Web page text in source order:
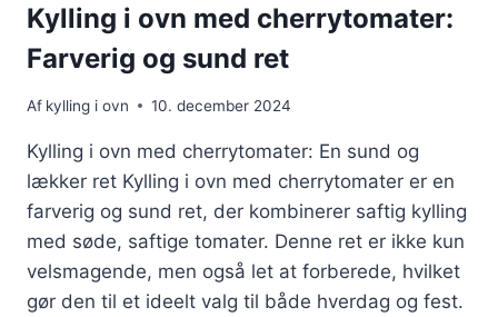
Kylling i ovn med cherrytomater:
Farverig og sund ret
Af kylling i ovn 10. december 2024
Kylling i ovn med cherrytomater: En sund og
lækker ret Kylling i ovn med cherrytomater er en
farverig og sund ret, der kombinerer saftig kylling
med søde, saftige tomater. Denne ret er ikke kun
velsmagende, men også let at forberede, hvilket
gør den til et ideelt valg til både hverdag og fest.